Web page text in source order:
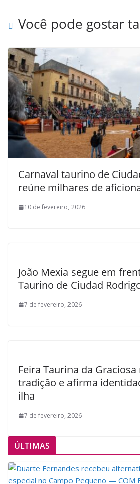
Você pode gostar
Carnaval taurino de
reúne milhares de
10 de fevereiro, 2026
João Mexia segue em
Taurino de Ciudad
7 de fevereiro, 2026
Feira Taurina da
tradição e afirma
ilha
7 de fevereiro, 2026
ÚLTIMAS